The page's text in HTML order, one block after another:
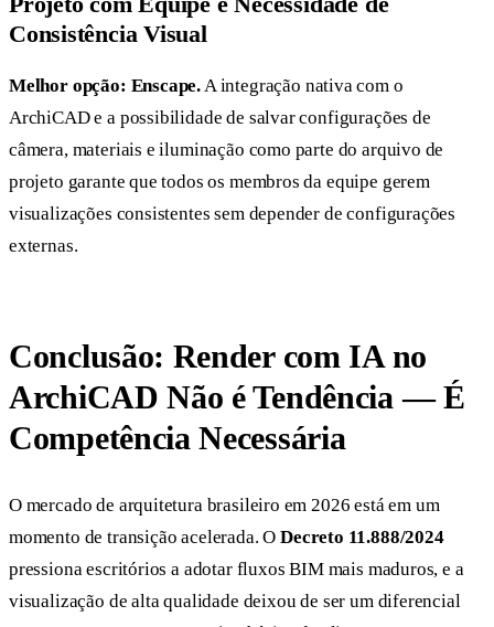
Consistência Visual
Melhor opção: Enscape. A integração nativa com o
ArchiCAD e a possibilidade de salvar configurações de
câmera, materiais e iluminação como parte do arquivo de
projeto garante que todos os membros da equipe gerem
visualizações consistentes sem depender de configurações
externas.
Conclusão: Render com IA no
ArchiCAD Não é Tendência — É
Competência Necessária
O mercado de arquitetura brasileiro em 2026 está em um
momento de transição acelerada. ODecreto 11.888/2024
pressiona escritórios a adotar fluxos BIM mais maduros, e a
visualização de alta qualidade deixou de ser um diferencial